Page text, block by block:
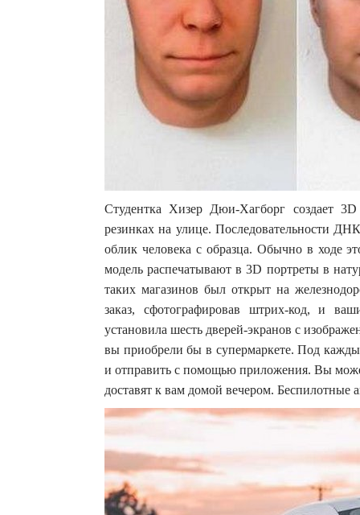
Студентка Хизер Дюи-Хагборг создает
резинках на улице. Последовательности
облик человека с образца. Обычно в ходе
модель распечатывают в 3D портреты в
таких магазинов был открыт на
заказ, сфотографировав штрих-код, и
установила шесть дверей-экранов с
вы приобрели бы в супермаркете. Под
и отправить с помощью приложения. Вы
доставят к вам домой вечером. Беспилотные